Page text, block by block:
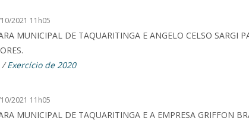
2021 11h05
MUNICIPAL DE TAQUARITINGA E ANGELO CELSO SARGI
/Exercício de 2020
2021 11h05
MUNICIPAL DE TAQUARITINGA E A EMPRESA GRIFFON